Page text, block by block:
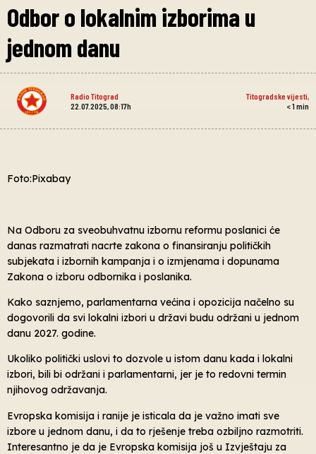
Odbor o lokalnim izborima u
jednom danu
Radio Titograd Titogradske vijesti
22.07.2025, 08:17h
< 1 min
Foto:Pixabay
Na Odboru za sveobuhvatnu izbornu reformu poslanici će
danas razmatrati nacrte zakona o finansiranju političkih
subjekata i izbornih kampanja i o izmjenama i dopunama
Zakona o izboru odbornika i poslanika.
Kako saznjemo, parlamentarna većina i opozicija načelno su
dogovorili da svi lokalni izbori u državi budu održani u jednom
danu 2027. godine.
Ukoliko politički uslovi to dozvole u istom danu kada i lokalni
izbori, bili bi održani i parlamentarni, jer je to redovni termin
njihovog održavanja.
Evropska komisija i ranije je isticala da je važno imati sve
izbore u jednom danu, i da to rješenje treba ozbiljno razmotriti.
Interesantno je da je Evropska komisija još u Izvještaju za